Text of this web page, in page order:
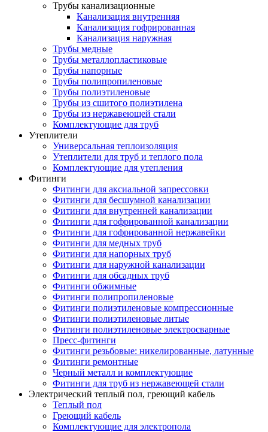
Трубы канализационные
Канализация внутренняя
Канализация гофрированная
Канализация наружная
Трубы медные
Трубы металлопластиковые
Трубы напорные
Трубы полипропиленовые
Трубы полиэтиленовые
Трубы из сшитого полиэтилена
Трубы из нержавеющей стали
Комплектующие для труб
Утеплители
Универсальная теплоизоляция
Утеплители для труб и теплого пола
Комплектующие для утепления
Фитинги
Фитинги для аксиальной запрессовки
Фитинги для бесшумной канализации
Фитинги для внутренней канализации
Фитинги для гофрированной канализации
Фитинги для гофрированной нержавейки
Фитинги для медных труб
Фитинги для напорных труб
Фитинги для наружной канализации
Фитинги для обсадных труб
Фитинги обжимные
Фитинги полипропиленовые
Фитинги полиэтиленовые компрессионные
Фитинги полиэтиленовые литые
Фитинги полиэтиленовые электросварные
Пресс-фитинги
Фитинги резьбовые: никелированные, латунные
Фитинги ремонтные
Черный металл и комплектующие
Фитинги для труб из нержавеющей стали
Электрический теплый пол, греющий кабель
Теплый пол
Греющий кабель
Комплектующие для электропола